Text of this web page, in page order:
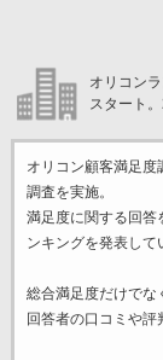
オリコン
スタート
オリコン顧客満足度
調査を実施。
満足度に関する回答
ンキングを発表して
総合満足度だけでな
回答者の口コミや評